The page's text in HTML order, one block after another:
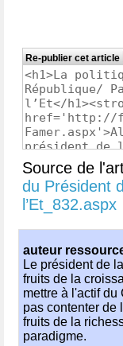
Re-publier cet article
Source de
du Président
l’Et_832.aspx
auteur
Le président de
fruits de la
mettre à l'actif
pas contenter de
fruits de la
paradigme.